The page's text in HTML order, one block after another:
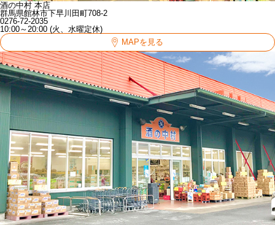
酒の中村 本店
群馬県館林市下早川田町708-2
0276-72-2035
10:00～20:00 (火、水曜定休)
MAPを見る